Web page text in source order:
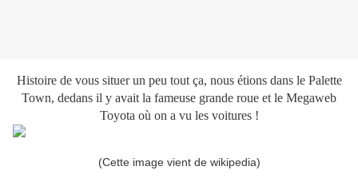
Histoire de vous situer un peu tout ça, nous étions dans le Palette
Town, dedans il y avait la fameuse grande roue et le Megaweb
Toyota où on a vu les voitures !
(Cette image vient de wikipedia)